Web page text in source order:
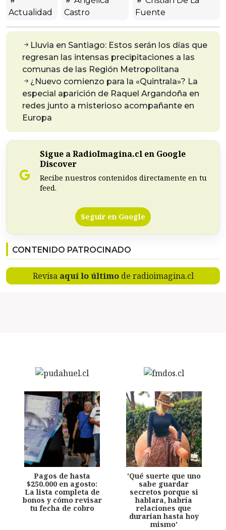
Actualidad
Castro
Fuente
Lluvia en Santiago: Estos serán los días que
regresan las intensas precipitaciones a las
comunas de las Región Metropolitana
¿Nuevo comienzo para la «Quintrala»? La
especial aparición de Raquel Argandoña en
redes junto a misterioso acompañante en
Europa
Sigue a RadioImagina.cl en Google
Discover
Recibe nuestros contenidos directamente en tu
feed.
Seguir en Google
CONTENIDO PATROCINADO
Revisa aquí lo últimode radioimagina.cl
Pagos de hasta
$250.000 en agosto:
La lista completa de
bonos y cómo revisar
tu fecha de cobro
'Qué suerte que uno
sabe guardar
secretos porque si
hablara, habría
relaciones que
durarían hasta hoy
mismo'